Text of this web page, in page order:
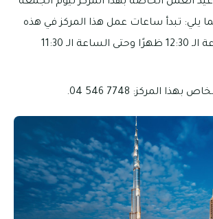
يلي: تبدأ ساعات عمل هذا المركز في هذه
الأيام من الساعة الـ 12:30 ظهرًا وحتى الساعة الـ 11:30
المركز: 7748 546 04.